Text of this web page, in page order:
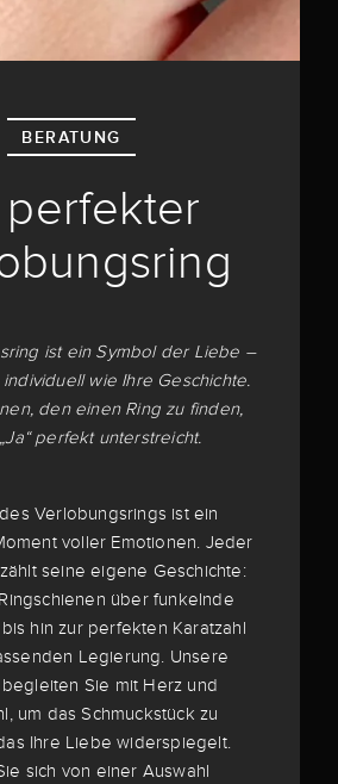
BERATUNG
perfekter
ist ein Symbol der Liebe –
wie Ihre Geschichte.
den einen Ring zu finden,
perfekt unterstreicht.
Verlobungsrings ist ein
voller Emotionen. Jeder
seine eigene Geschichte:
über funkelnde
hin zur perfekten Karatzahl
Legierung. Unsere
Sie mit Herz und
um das Schmuckstück zu
Ihre Liebe widerspiegelt.
sich von einer Auswahl